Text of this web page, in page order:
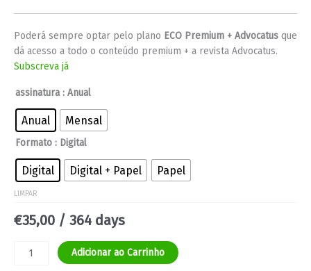
Poderá sempre optar pelo plano ECO Premium + Advocatus que
dá acesso a todo o conteúdo premium + a revista Advocatus.
Subscreva já
assinatura : Anual
Anual Mensal
Formato : Digital
Digital Digital + Papel Papel
LIMPAR
€35,00 / 364 days
Adicionar ao Carrinho